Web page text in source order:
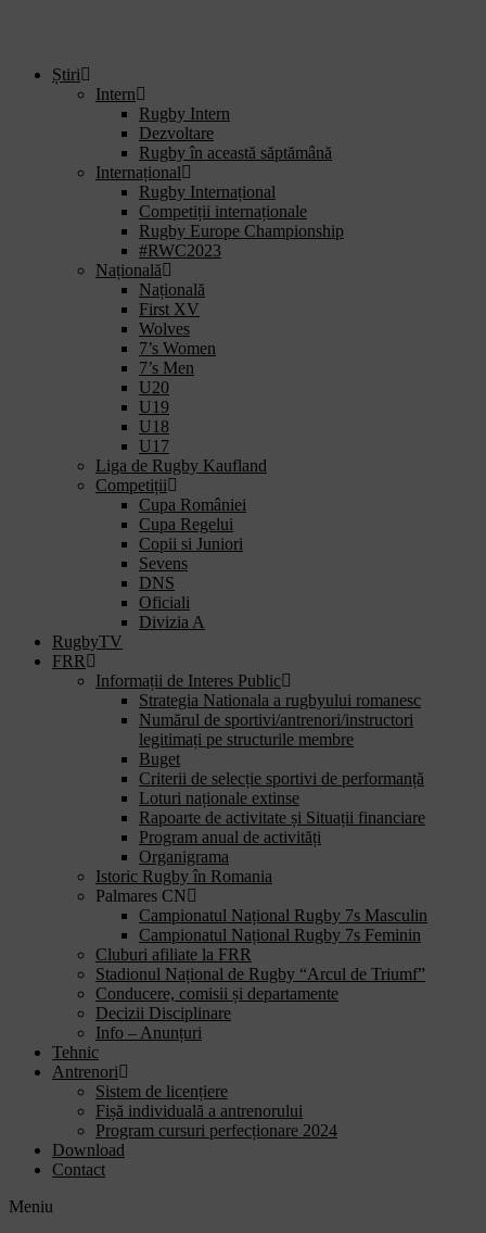
Știri
Intern
Rugby Intern
Dezvoltare
Rugby în această săptămână
Internațional
Rugby Internațional
Competiții internaționale
Rugby Europe Championship
#RWC2023
Națională
Națională
First XV
Wolves
7’s Women
7’s Men
U20
U19
U18
U17
Liga de Rugby Kaufland
Competiții
Cupa României
Cupa Regelui
Copii si Juniori
Sevens
DNS
Oficiali
Divizia A
RugbyTV
FRR
Informații de Interes Public
Strategia Nationala a rugbyului romanesc
Numărul de sportivi/antrenori/instructori
legitimați pe structurile membre
Buget
Criterii de selecție sportivi de performanță
Loturi naționale extinse
Rapoarte de activitate și Situații financiare
Program anual de activități
Organigrama
Istoric Rugby în Romania
Palmares CN
Campionatul Național Rugby 7s Masculin
Campionatul Național Rugby 7s Feminin
Cluburi afiliate la FRR
Stadionul Național de Rugby “Arcul de Triumf”
Conducere, comisii și departamente
Decizii Disciplinare
Info – Anunțuri
Tehnic
Antrenori
Sistem de licențiere
Fișă individuală a antrenorului
Program cursuri perfecționare 2024
Download
Contact
Meniu